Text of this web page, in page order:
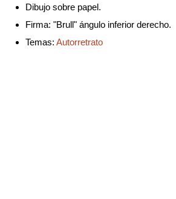
Dibujo sobre papel.
Firma: "Brull" ángulo inferior derecho.
Temas: Autorretrato